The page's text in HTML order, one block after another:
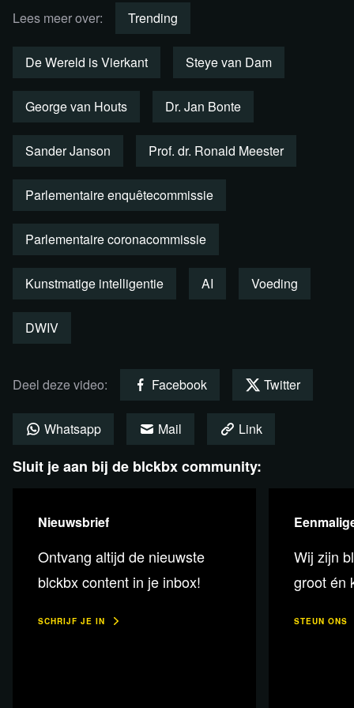
Check de komende
Studio Paradiso!
Bekijk de uitzending via Rumble
Lees meer over: Trending
De Wereld is Vierkant Steye van Dam
George van Houts Dr. Jan Bonte
Sander Janson Prof. dr. Ronald Meester
Parlementaire enquêtecommissie
Parlementaire coronacommissie
Kunstmatige intelligentie AI Voeding
DWIV
Deel deze video: Facebook Twitter
Whatsapp Mail Link
Sluit je aan bij de blckbx community:
Nieuwsbrief
Ontvang altijd de nieuwste
blckbx content in je inbox!
SCHRIJF JE IN
Wij zijn
groot én
STEUN ONS